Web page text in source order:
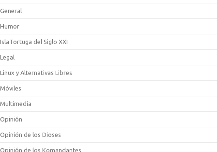
General
Humor
IslaTortuga del Siglo XXI
Legal
Linux y Alternativas Libres
Móviles
Multimedia
Opinión
Opinión de los Dioses
Opinión de los Komandantes